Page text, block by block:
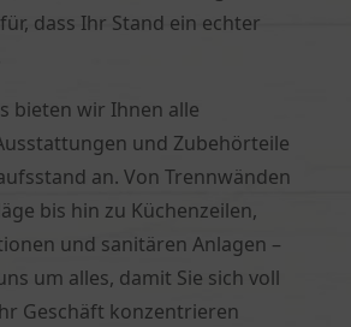
dass Ihr Stand ein echter
bieten wir Ihnen alle
und Zubehörteile
an. Von Trennwänden
bis hin zu Küchenzeilen,
und sanitären Anlagen –
um alles, damit Sie sich voll
Geschäft konzentrieren